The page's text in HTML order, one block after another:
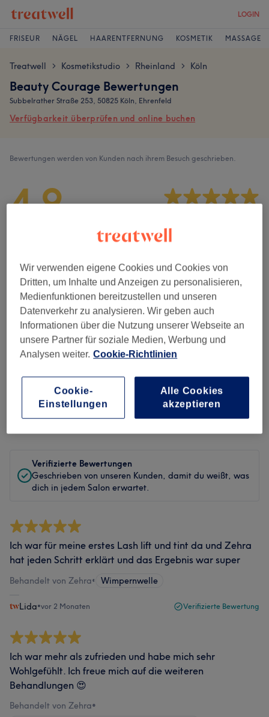
LOGIN
FRISEUR NÄGEL HAARENTFERNUNG KOSMETIK MASSAGE
Treatwell > Kosmetikstudio > Rheinland > Köln
Beauty Courage Bewertungen
Subbelrather Straße 253, 50825 Köln, Ehrenfeld
Verfügbarkeit überprüfen und online buchen
Bewertungen werden von Kunden nach ihrem Besuch geschrieben.
4,9
Sauberkeit
Service
Bewertungen filtern
Behandlung Alle Bewertungen
Verifizierte Bewertungen
Geschrieben von unseren Kunden, damit du weißt, was
dich in jedem Salon erwartet.
Ich war für meine erstes Lash lift und tint da und Zehra
hat jeden Schritt erklärt und das Ergebnis war super
Behandelt von Zehra• Wimpernwelle
Lida•vor 2 Monaten Verifizierte Bewertung
Ich war mehr als zufrieden und habe mich sehr
Wohlgefühlt. Ich freue mich auf die weiteren
Behandlungen 😍
Behandelt von Zehra•
Wir verwenden eigene Cookies und Cookies von
Dritten, um Inhalte und Anzeigen zu personalisieren,
Medienfunktionen bereitzustellen und unseren
Datenverkehr zu analysieren. Wir geben auch
Informationen über die Nutzung unserer Webseite an
unsere Partner für soziale Medien, Werbung und
Analysen weiter. Cookie-Richtlinien
Cookie-
Einstellungen
Alle Cookies
akzeptieren